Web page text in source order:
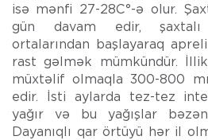
isə mənfi 27-28C°-ə olur.
gün davam edir, şaxtalı
ortalarından başlayaraq
rast gəlmək mümkündür. İllik
müxtəlif olmaqla 300-800
edir. İsti aylarda tez-tez
yağır və bu yağışlar
Dayanıqlı qar örtüyü hər il